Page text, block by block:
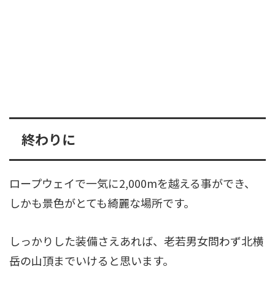
終わりに
ロープウェイで一気に2,000mを越える事ができ、
しかも景色がとても綺麗な場所です。
しっかりした装備さえあれば、老若男女問わず北横
岳の山頂までいけると思います。